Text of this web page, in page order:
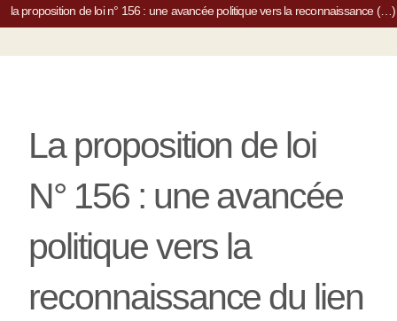
la proposition de loi n° 156 : une avancée politique vers la reconnaissance (…)
La proposition de loi
N° 156 : une avancée
politique vers la
reconnaissance du lien